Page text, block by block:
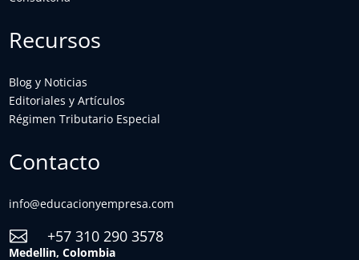
Recursos
Blog y Noticias
Editoriales y Artículos
Régimen Tributario Especial
Contacto
info@educacionyempresa.com
 +57 310 290 3578
Medellin, Colombia